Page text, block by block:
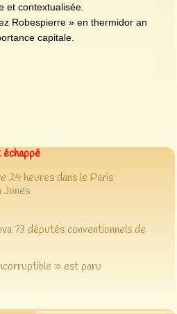
et contextualisée.
Robespierre » en thermidor an
capitale.
24 heures dans le Paris
Jones
73 députés conventionnels de
» est paru